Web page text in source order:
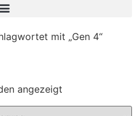
mit „Gen 4“
angezeigt